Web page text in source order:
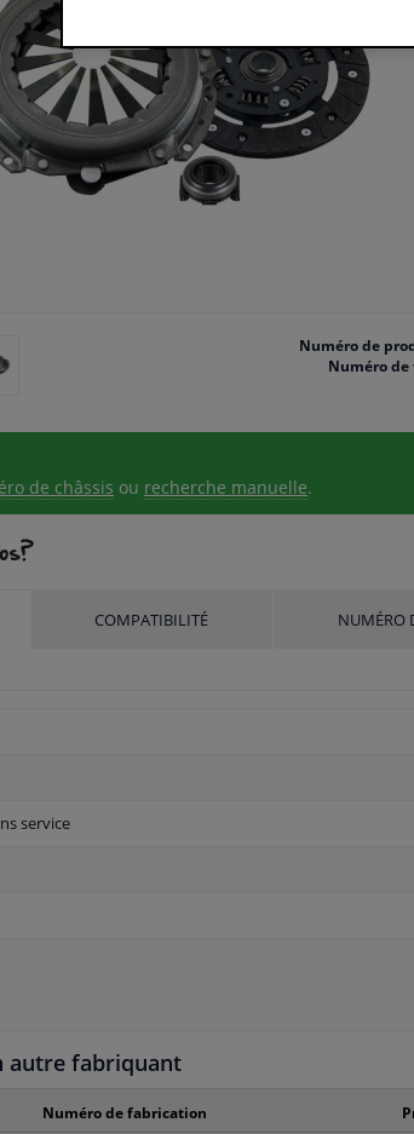
Numéro de
Numéro
de châssis ou recherche manuelle.
COMPATIBILITÉ NUMÉRO
service
autre fabriquant
Numéro de fabrication